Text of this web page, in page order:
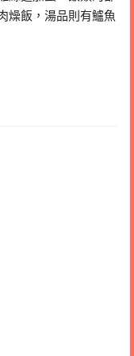
燥飯，湯品則有鱸魚